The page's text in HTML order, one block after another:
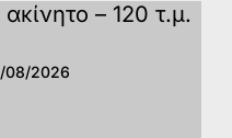
– 120 τ.μ.
08/2026